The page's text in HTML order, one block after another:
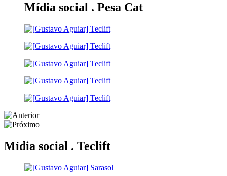
Mídia social . Pesa Cat
Mídia social . Teclift